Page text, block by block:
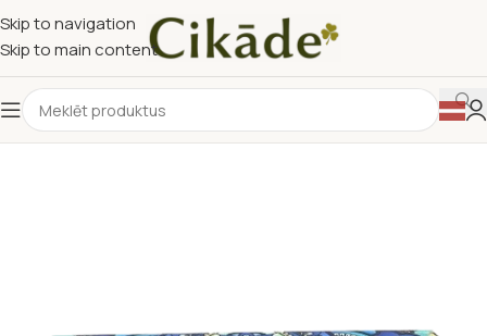
Skip to navigation
Skip to main content